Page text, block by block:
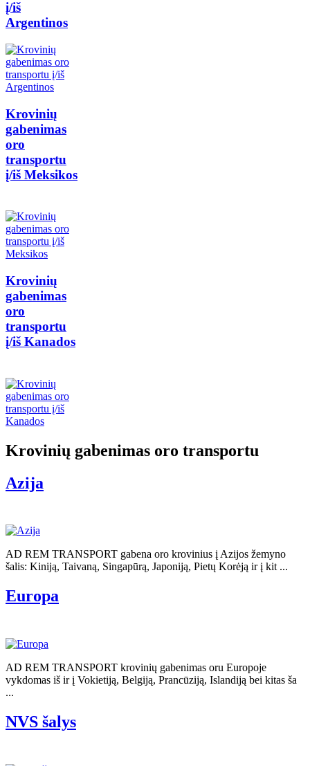
į/iš
Argentinos
Krovinių
gabenimas
oro
transportu
į/iš Meksikos
Krovinių
gabenimas
oro
transportu
į/iš Kanados
Krovinių gabenimas oro transportu
Azija
AD REM TRANSPORT gabena oro krovinius į Azijos žemyno
šalis: Kiniją, Taivaną, Singapūrą, Japoniją, Pietų Korėją ir į kit ...
Europa
AD REM TRANSPORT krovinių gabenimas oru Europoje
vykdomas iš ir į Vokietiją, Belgiją, Prancūziją, Islandiją bei kitas ša
...
NVS šalys